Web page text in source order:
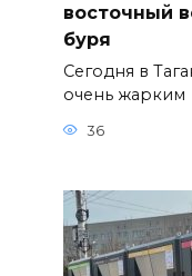
восточный
буря
Сегодня в
очень жарким
36